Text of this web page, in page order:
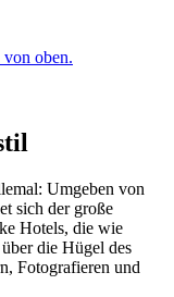
oben.
Umgeben von
sich der große
Hotels, die wie
die Hügel des
Fotografieren und